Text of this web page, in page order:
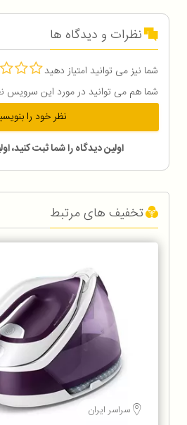
نظرات و دیدگاه ها
شما نیز می توانید امتیاز دهید
شما هم می توانید در مورد این سرویس
نظر خود را
اولین دیدگاه را شما ثبت کنید،
تخفیف های مرتبط
سراسر ایران